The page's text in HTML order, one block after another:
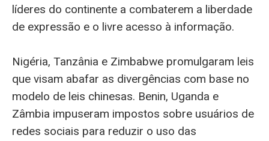
líderes do continente a combaterem a liberdade
de expressão e o livre acesso à informação.
Nigéria, Tanzânia e Zimbabwe promulgaram leis
que visam abafar as divergências com base no
modelo de leis chinesas. Benin, Uganda e
Zâmbia impuseram impostos sobre usuários de
redes sociais para reduzir o uso das